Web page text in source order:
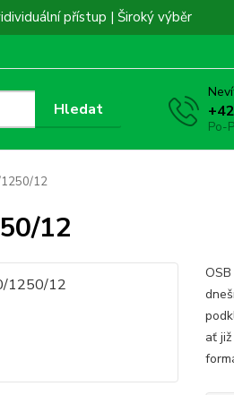
přístup | Široký výběr
Hledat
Po-
1250/12
12
ať